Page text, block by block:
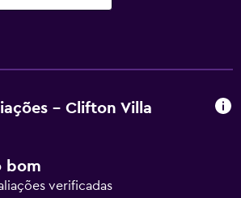
- Clifton Villa
bom
verificadas